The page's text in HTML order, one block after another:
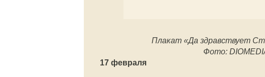
Плакат «Да здравствует
Фото:
17 февраля